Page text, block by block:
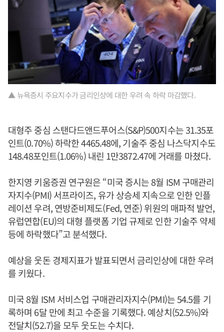
▲ 뉴욕증시 주요지수가 금리인상에 대한 우려 속 하락 마감했다.
대형주 중심 스탠다드앤드푸어스(S&P)500지수는 31.35포
인트(0.70%) 하락한 4465.48에, 기술주 중심 나스닥지수도
148.48포인트(1.06%) 내린 1만3872.47에 거래를 마쳤다.
한지영 키움증권 연구원은 “미국 증시는 8월 ISM 구매관리
자지수(PMI) 서프라이즈, 유가 상승세 지속으로 인한 인플
레이션 우려, 연방준비제도(Fed, 연준) 위원의 매파적 발언,
유럽연합(EU)의 대형 플랫폼 기업 규제로 인한 기술주 약세
등에 하락했다”고 분석했다.
예상을 웃돈 경제지표가 발표되면서 금리인상에 대한 우려
를 키웠다.
미국 8월 ISM 서비스업 구매관리자지수(PMI)는 54.5를 기
록하며 6달 만에 최고 수준을 기록했다. 예상치(52.5%)와
전달치(52.7)을 모두 웃도는 수치다.